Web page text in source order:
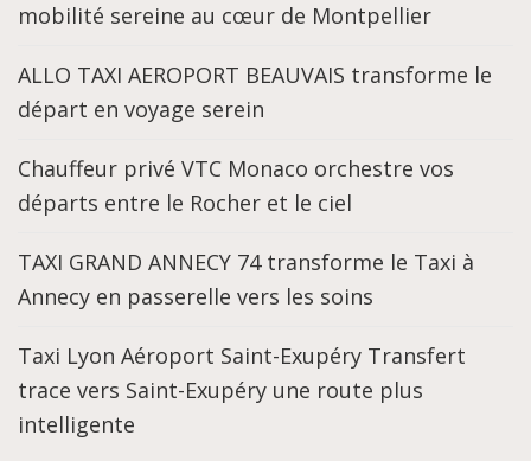
mobilité sereine au cœur de Montpellier
ALLO TAXI AEROPORT BEAUVAIS transforme le
départ en voyage serein
Chauffeur privé VTC Monaco orchestre vos
départs entre le Rocher et le ciel
TAXI GRAND ANNECY 74 transforme le Taxi à
Annecy en passerelle vers les soins
Taxi Lyon Aéroport Saint-Exupéry Transfert
trace vers Saint-Exupéry une route plus
intelligente